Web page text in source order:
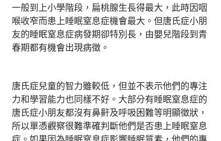
一般到上小學階段，扁桃腺生長得最大，此時因咽
喉收窄而患上睡眠窒息症機會最大。但唐氏症小朋
友的睡眠窒息症病發期卻特別長，由嬰兒階段到青
春期都有機會出現病徵。
唐氏症兒童的智力雖較低，但並不表示他們的專注
力和學習能力也同樣不好。大部分有睡眠窒息症的
唐氏症小朋友都沒有鼻鼾及呼吸困難等明顯徵狀，
所以單憑觀察很難準確判斷他們是否患上睡眠窒息